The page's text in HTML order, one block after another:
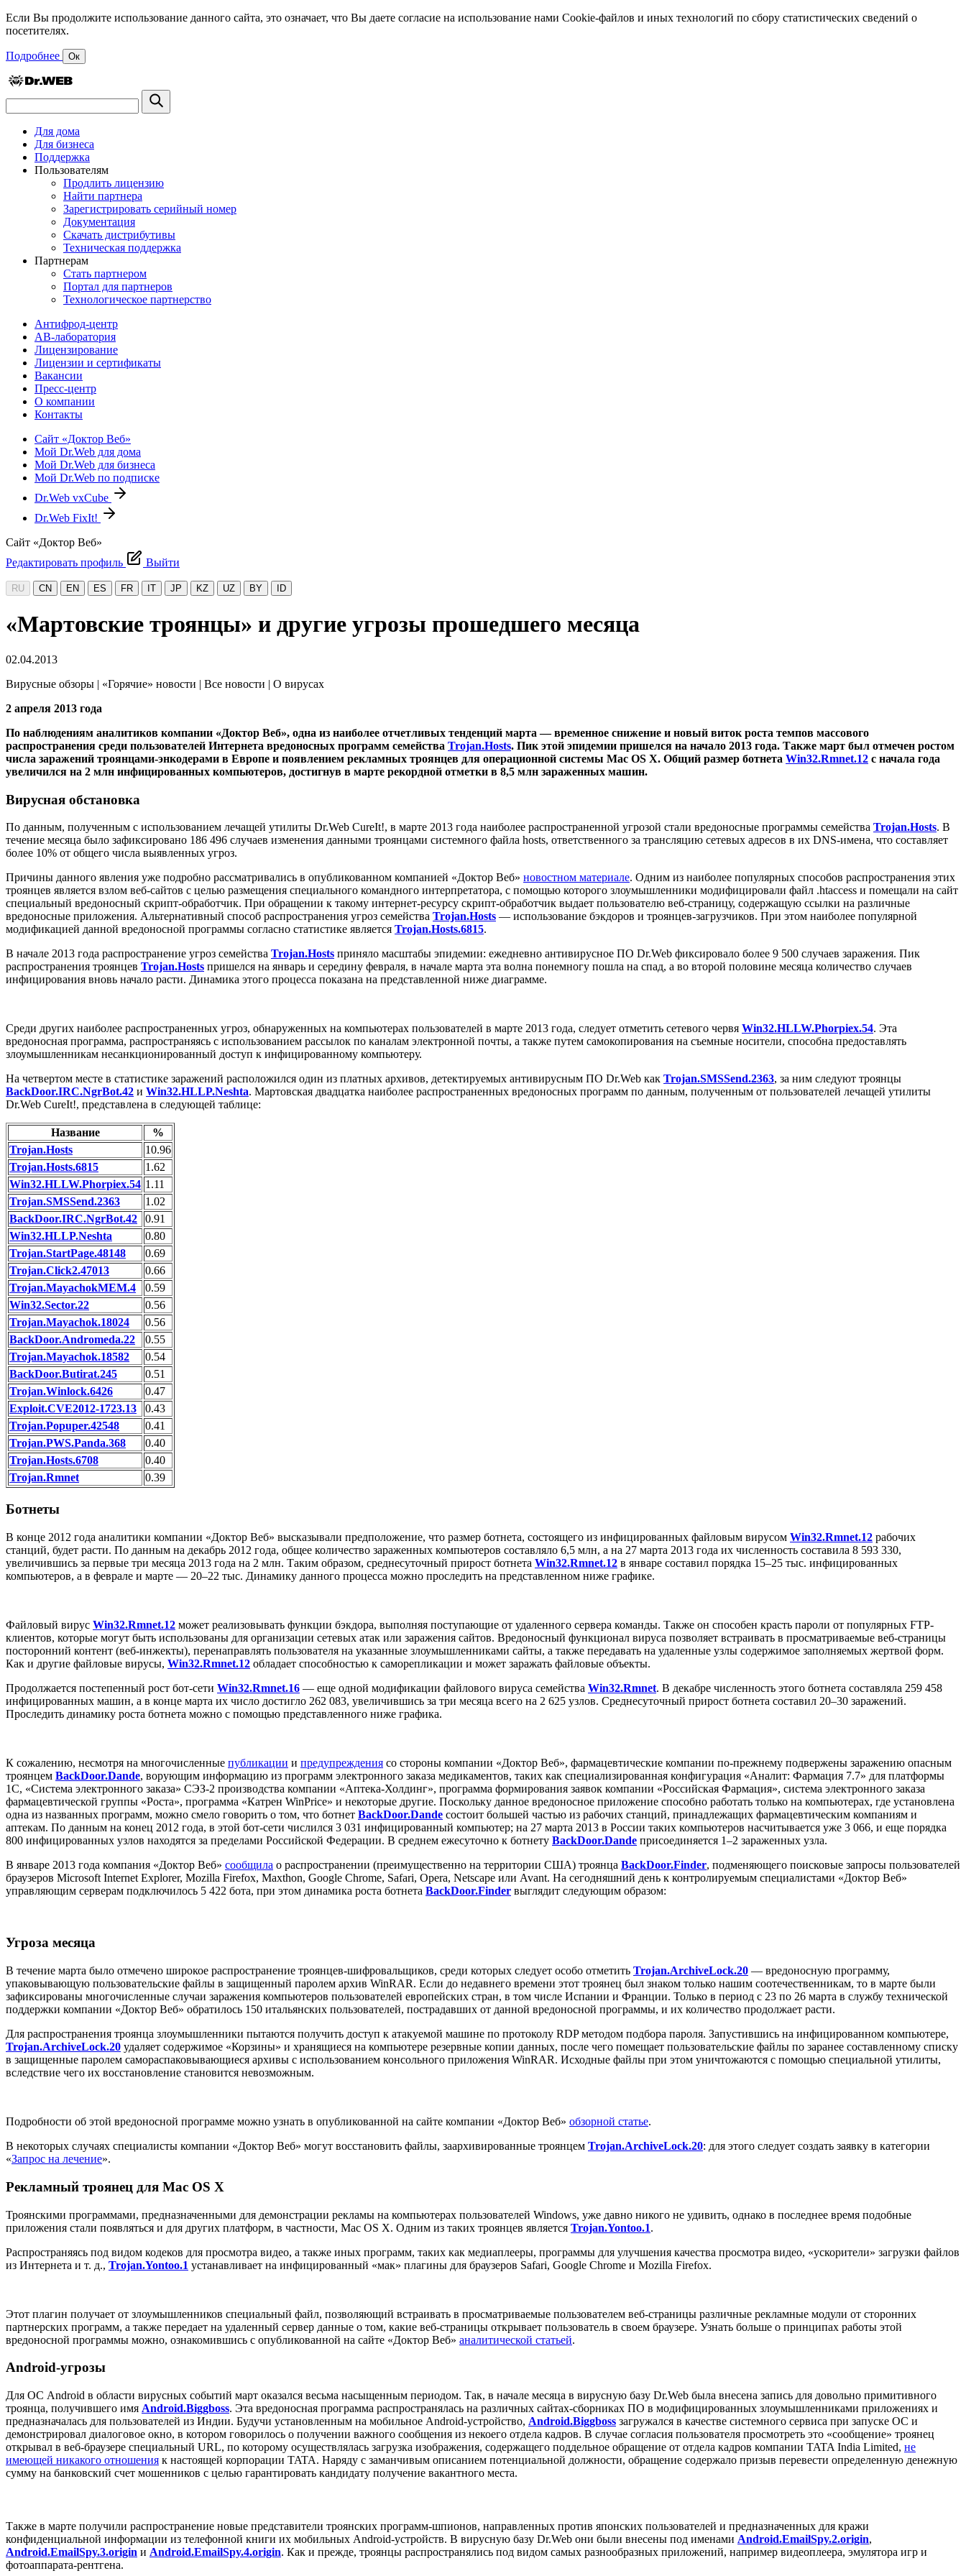
Если Вы продолжите использование данного сайта, это означает, что Вы даете согласие на использование нами Cookie-файлов и иных технологий по сбору статистических сведений о
посетителях.
Подробнее Ок
Для дома
Для бизнеса
Поддержка
Пользователям
Продлить лицензию
Найти партнера
Зарегистрировать серийный номер
Документация
Скачать дистрибутивы
Техническая поддержка
Партнерам
Стать партнером
Портал для партнеров
Технологическое партнерство
Антифрод-центр
АВ-лаборатория
Лицензирование
Лицензии и сертификаты
Вакансии
Пресс-центр
О компании
Контакты
Сайт «Доктор Веб»
Мой Dr.Web для дома
Мой Dr.Web для бизнеса
Мой Dr.Web по подписке
Dr.Web vxCube
Dr.Web FixIt!
Сайт «Доктор Веб»
Редактировать профиль
Выйти
RU CN EN ES FR IT JP KZ UZ BY ID
«Мартовские троянцы» и другие угрозы прошедшего месяца
02.04.2013
Вирусные обзоры | «Горячие» новости | Все новости | О вирусах
2 апреля 2013 года
По наблюдениям аналитиков компании «Доктор Веб», одна из наиболее отчетливых тенденций марта — временное снижение и новый виток роста темпов массового
распространения среди пользователей Интернета вредоносных программ семейства Trojan.Hosts. Пик этой эпидемии пришелся на начало 2013 года. Также март был отмечен ростом
числа заражений троянцами-энкодерами в Европе и появлением рекламных троянцев для операционной системы Mac OS X. Общий размер ботнета Win32.Rmnet.12 с начала года
увеличился на 2 млн инфицированных компьютеров, достигнув в марте рекордной отметки в 8,5 млн зараженных машин.
Вирусная обстановка
По данным, полученным с использованием лечащей утилиты Dr.Web CureIt!, в марте 2013 года наиболее распространенной угрозой стали вредоносные программы семейства Trojan.Hosts. В
течение месяца было зафиксировано 186 496 случаев изменения данными троянцами системного файла hosts, ответственного за трансляцию сетевых адресов в их DNS-имена, что составляет
более 10% от общего числа выявленных угроз.
Причины данного явления уже подробно рассматривались в опубликованном компанией «Доктор Веб» новостном материале. Одним из наиболее популярных способов распространения этих
троянцев является взлом веб-сайтов с целью размещения специального командного интерпретатора, с помощью которого злоумышленники модифицировали файл .htaccess и помещали на сайт
специальный вредоносный скрипт-обработчик. При обращении к такому интернет-ресурсу скрипт-обработчик выдает пользователю веб-страницу, содержащую ссылки на различные
вредоносные приложения. Альтернативный способ распространения угроз семейства Trojan.Hosts — использование бэкдоров и троянцев-загрузчиков. При этом наиболее популярной
модификацией данной вредоносной программы согласно статистике является Trojan.Hosts.6815.
В начале 2013 года распространение угроз семейства Trojan.Hosts приняло масштабы эпидемии: ежедневно антивирусное ПО Dr.Web фиксировало более 9 500 случаев заражения. Пик
распространения троянцев Trojan.Hosts пришелся на январь и середину февраля, в начале марта эта волна понемногу пошла на спад, а во второй половине месяца количество случаев
инфицирования вновь начало расти. Динамика этого процесса показана на представленной ниже диаграмме.
Среди других наиболее распространенных угроз, обнаруженных на компьютерах пользователей в марте 2013 года, следует отметить сетевого червя Win32.HLLW.Phorpiex.54. Эта
вредоносная программа, распространяясь с использованием рассылок по каналам электронной почты, а также путем самокопирования на съемные носители, способна предоставлять
злоумышленникам несанкционированный доступ к инфицированному компьютеру.
На четвертом месте в статистике заражений расположился один из платных архивов, детектируемых антивирусным ПО Dr.Web как Trojan.SMSSend.2363, за ним следуют троянцы
BackDoor.IRC.NgrBot.42 и Win32.HLLP.Neshta. Мартовская двадцатка наиболее распространенных вредоносных программ по данным, полученным от пользователей лечащей утилиты
Dr.Web CureIt!, представлена в следующей таблице:
Название
%
Trojan.Hosts
10.96
Trojan.Hosts.6815
1.62
Win32.HLLW.Phorpiex.54 1.11
Trojan.SMSSend.2363
1.02
BackDoor.IRC.NgrBot.42
0.91
Win32.HLLP.Neshta
0.80
Trojan.StartPage.48148
0.69
Trojan.Click2.47013
0.66
Trojan.MayachokMEM.4
0.59
Win32.Sector.22
0.56
Trojan.Mayachok.18024
0.56
BackDoor.Andromeda.22
0.55
Trojan.Mayachok.18582
0.54
BackDoor.Butirat.245
0.51
Trojan.Winlock.6426
0.47
Exploit.CVE2012-1723.13
0.43
Trojan.Popuper.42548
0.41
Trojan.PWS.Panda.368
0.40
Trojan.Hosts.6708
0.40
Trojan.Rmnet
0.39
Ботнеты
В конце 2012 года аналитики компании «Доктор Веб» высказывали предположение, что размер ботнета, состоящего из инфицированных файловым вирусом Win32.Rmnet.12 рабочих
станций, будет расти. По данным на декабрь 2012 года, общее количество зараженных компьютеров составляло 6,5 млн, а на 27 марта 2013 года их численность составила 8 593 330,
увеличившись за первые три месяца 2013 года на 2 млн. Таким образом, среднесуточный прирост ботнета Win32.Rmnet.12 в январе составил порядка 15–25 тыс. инфицированных
компьютеров, а в феврале и марте — 20–22 тыс. Динамику данного процесса можно проследить на представленном ниже графике.
Файловый вирус Win32.Rmnet.12 может реализовывать функции бэкдора, выполняя поступающие от удаленного сервера команды. Также он способен красть пароли от популярных FTP-
клиентов, которые могут быть использованы для организации сетевых атак или заражения сайтов. Вредоносный функционал вируса позволяет встраивать в просматриваемые веб-страницы
посторонний контент (веб-инжекты), перенаправлять пользователя на указанные злоумышленниками сайты, а также передавать на удаленные узлы содержимое заполняемых жертвой форм.
Как и другие файловые вирусы, Win32.Rmnet.12 обладает способностью к саморепликации и может заражать файловые объекты.
Продолжается постепенный рост бот-сети Win32.Rmnet.16 — еще одной модификации файлового вируса семейства Win32.Rmnet. В декабре численность этого ботнета составляла 259 458
инфицированных машин, а в конце марта их число достигло 262 083, увеличившись за три месяца всего на 2 625 узлов. Среднесуточный прирост ботнета составил 20–30 заражений.
Проследить динамику роста ботнета можно с помощью представленного ниже графика.
К сожалению, несмотря на многочисленные публикации и предупреждения со стороны компании «Доктор Веб», фармацевтические компании по-прежнему подвержены заражению опасным
троянцем BackDoor.Dande, ворующим информацию из программ электронного заказа медикаментов, таких как специализированная конфигурация «Аналит: Фармация 7.7» для платформы
1С, «Система электронного заказа» СЭЗ-2 производства компании «Аптека-Холдинг», программа формирования заявок компании «Российская Фармация», система электронного заказа
фармацевтической группы «Роста», программа «Катрен WinPrice» и некоторые другие. Поскольку данное вредоносное приложение способно работать только на компьютерах, где установлена
одна из названных программ, можно смело говорить о том, что ботнет BackDoor.Dande состоит большей частью из рабочих станций, принадлежащих фармацевтическим компаниям и
аптекам. По данным на конец 2012 года, в этой бот-сети числился 3 031 инфицированный компьютер; на 27 марта 2013 в России таких компьютеров насчитывается уже 3 066, и еще порядка
800 инфицированных узлов находятся за пределами Российской Федерации. В среднем ежесуточно к ботнету BackDoor.Dande присоединяется 1–2 зараженных узла.
В январе 2013 года компания «Доктор Веб» сообщила о распространении (преимущественно на территории США) троянца BackDoor.Finder, подменяющего поисковые запросы пользователей
браузеров Microsoft Internet Explorer, Mozilla Firefox, Maxthon, Google Chrome, Safari, Opera, Netscape или Avant. На сегодняшний день к контролируемым специалистами «Доктор Веб»
управляющим серверам подключилось 5 422 бота, при этом динамика роста ботнета BackDoor.Finder выглядит следующим образом:
Угроза месяца
В течение марта было отмечено широкое распространение троянцев-шифровальщиков, среди которых следует особо отметить Trojan.ArchiveLock.20 — вредоносную программу,
упаковывающую пользовательские файлы в защищенный паролем архив WinRAR. Если до недавнего времени этот троянец был знаком только нашим соотечественникам, то в марте были
зафиксированы многочисленные случаи заражения компьютеров пользователей европейских стран, в том числе Испании и Франции. Только в период с 23 по 26 марта в службу технической
поддержки компании «Доктор Веб» обратилось 150 итальянских пользователей, пострадавших от данной вредоносной программы, и их количество продолжает расти.
Для распространения троянца злоумышленники пытаются получить доступ к атакуемой машине по протоколу RDP методом подбора пароля. Запустившись на инфицированном компьютере,
Trojan.ArchiveLock.20 удаляет содержимое «Корзины» и хранящиеся на компьютере резервные копии данных, после чего помещает пользовательские файлы по заранее составленному списку
в защищенные паролем самораспаковывающиеся архивы с использованием консольного приложения WinRAR. Исходные файлы при этом уничтожаются с помощью специальной утилиты,
вследствие чего их восстановление становится невозможным.
Подробности об этой вредоносной программе можно узнать в опубликованной на сайте компании «Доктор Веб» обзорной статье.
В некоторых случаях специалисты компании «Доктор Веб» могут восстановить файлы, заархивированные троянцем Trojan.ArchiveLock.20: для этого следует создать заявку в категории
«Запрос на лечение».
Рекламный троянец для Mac OS X
Троянскими программами, предназначенными для демонстрации рекламы на компьютерах пользователей Windows, уже давно никого не удивить, однако в последнее время подобные
приложения стали появляться и для других платформ, в частности, Mac OS X. Одним из таких троянцев является Trojan.Yontoo.1.
Распространяясь под видом кодеков для просмотра видео, а также иных программ, таких как медиаплееры, программы для улучшения качества просмотра видео, «ускорители» загрузки файлов
из Интернета и т. д., Trojan.Yontoo.1 устанавливает на инфицированный «мак» плагины для браузеров Safari, Google Chrome и Mozilla Firefox.
Этот плагин получает от злоумышленников специальный файл, позволяющий встраивать в просматриваемые пользователем веб-страницы различные рекламные модули от сторонних
партнерских программ, а также передает на удаленный сервер данные о том, какие веб-страницы открывает пользователь в своем браузере. Узнать больше о принципах работы этой
вредоносной программы можно, ознакомившись с опубликованной на сайте «Доктор Веб» аналитической статьей.
Android-угрозы
Для ОС Android в области вирусных событий март оказался весьма насыщенным периодом. Так, в начале месяца в вирусную базу Dr.Web была внесена запись для довольно примитивного
троянца, получившего имя Android.Biggboss. Эта вредоносная программа распространялась на различных сайтах-сборниках ПО в модифицированных злоумышленниками приложениях и
предназначалась для пользователей из Индии. Будучи установленным на мобильное Android-устройство, Android.Biggboss загружался в качестве системного сервиса при запуске ОС и
демонстрировал диалоговое окно, в котором говорилось о получении важного сообщения из некоего отдела кадров. В случае согласия пользователя просмотреть это «сообщение» троянец
открывал в веб-браузере специальный URL, по которому осуществлялась загрузка изображения, содержащего поддельное обращение от отдела кадров компании TATA India Limited, не
имеющей никакого отношения к настоящей корпорации TATA. Наряду с заманчивым описанием потенциальной должности, обращение содержало призыв перевести определенную денежную
сумму на банковский счет мошенников с целью гарантировать кандидату получение вакантного места.
Также в марте получили распространение новые представители троянских программ-шпионов, направленных против японских пользователей и предназначенных для кражи
конфиденциальной информации из телефонной книги их мобильных Android-устройств. В вирусную базу Dr.Web они были внесены под именами Android.EmailSpy.2.origin,
Android.EmailSpy.3.origin и Android.EmailSpy.4.origin. Как и прежде, троянцы распространялись под видом самых разнообразных приложений, например видеоплеера, эмулятора игр и
фотоаппарата-рентгена.